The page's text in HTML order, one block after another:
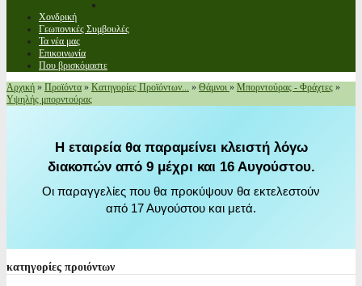
Χονδρική
Γεωπονικές Συμβουλές
Τα νέα μας
Επικοινωνία
Που βρισκόμαστε
Αρχική » Προϊόντα » Κατηγορίες Προϊόντων... » Θάμνοι » Μπορντούρας - Φράχτες »
Υψηλής μπορντούρας
Η εταιρεία θα παραμείνει κλειστή λόγω
διακοπών από 9 μέχρι και 16 Αυγούστου.
Οι παραγγελίες που θα προκύψουν θα εκτελεστούν
από 17 Αυγούστου και μετά.
κατηγορίες προιόντων